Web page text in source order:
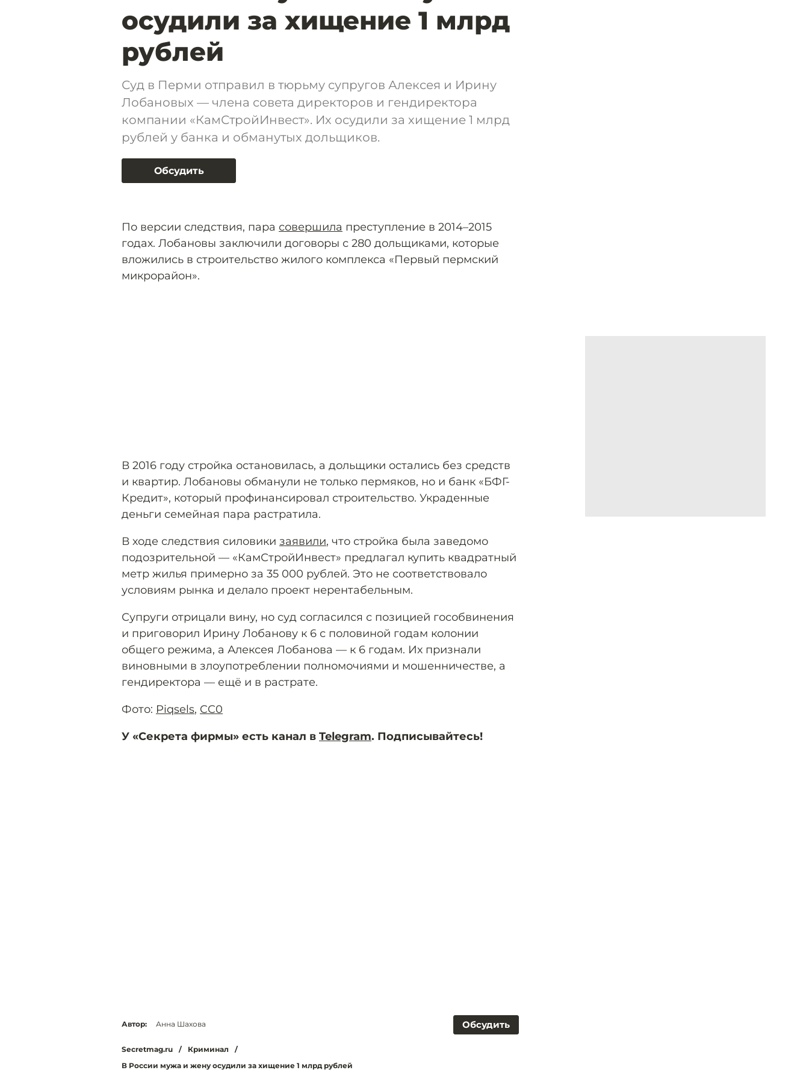
осудили за хищение 1 млрд
рублей
Суд в Перми отправил в тюрьму супругов Алексея и Ирину
Лобановых — члена совета директоров и гендиректора
компании «КамСтройИнвест». Их осудили за хищение 1 млрд
рублей у банка и обманутых дольщиков.
Обсудить
По версии следствия, пара совершила преступление в 2014–2015
годах. Лобановы заключили договоры с 280 дольщиками, которые
вложились в строительство жилого комплекса «Первый пермский
микрорайон».
В 2016 году стройка остановилась, а дольщики остались без средств
и квартир. Лобановы обманули не только пермяков, но и банк «БФГ-
Кредит», который профинансировал строительство. Украденные
деньги семейная пара растратила.
В ходе следствия силовики заявили, что стройка была заведомо
подозрительной — «КамСтройИнвест» предлагал купить квадратный
метр жилья примерно за 35 000 рублей. Это не соответствовало
условиям рынка и делало проект нерентабельным.
Супруги отрицали вину, но суд согласился с позицией гособвинения
и приговорил Ирину Лобанову к 6 с половиной годам колонии
общего режима, а Алексея Лобанова — к 6 годам. Их признали
виновными в злоупотреблении полномочиями и мошенничестве, а
гендиректора — ещё и в растрате.
Фото: Piqsels, CC0
У «Секрета фирмы» есть канал в Telegram. Подписывайтесь!
Обсудить
Автор: Анна Шахова
Secretmag.ru / Криминал
/
В России мужа и жену осудили за хищение 1 млрд рублей